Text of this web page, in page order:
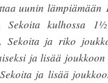
uunin lämpiämään
Sekoita kulhossa
Sekoita ja riko
ja lisää
ja lisää